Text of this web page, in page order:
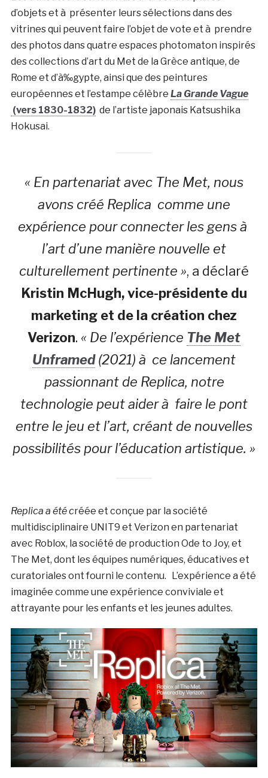
d’objets et à présenter leurs sélections dans des
vitrines qui peuvent faire l’objet de vote et à prendre
des photos dans quatre espaces photomaton inspirés
des collections d’art du Met de la Grèce antique, de
Rome et d’à‰gypte, ainsi que des peintures
européennes et l’estampe célèbre La Grande Vague
(vers 1830-1832)de l’artiste japonais Katsushika
Hokusai.
« En partenariat avec The Met, nous
avons créé Replica comme une
expérience pour connecter les gens à
l’art d’une manière nouvelle et
culturellement pertinente », a déclaré
Kristin McHugh, vice-présidente du
marketing et de la création chez
Verizon. « De l’expérience The Met
Unframed(2021) à ce lancement
passionnant de Replica, notre
technologie peut aider à faire le pont
entre le jeu et l’art, créant de nouvelles
possibilités pour l’éducation artistique. »
Replica a été créée et conçue par la société
multidisciplinaire UNIT9 et Verizon en partenariat
avec Roblox, la société de production Ode to Joy, et
The Met, dont les équipes numériques, éducatives et
curatoriales ont fourni le contenu. L’expérience a été
imaginée comme une expérience conviviale et
attrayante pour les enfants et les jeunes adultes.